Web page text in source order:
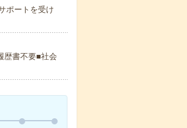
ポートを受け
歴書不要■社会